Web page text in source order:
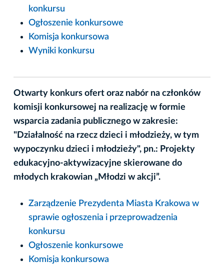
konkursu
Ogłoszenie konkursowe
Komisja konkursowa
Wyniki konkursu
Otwarty konkurs ofert oraz nabór na członków
komisji konkursowej na realizację w formie
wsparcia zadania publicznego w zakresie:
"Działalność na rzecz dzieci i młodzieży, w tym
wypoczynku dzieci i młodzieży", pn.: Projekty
edukacyjno-aktywizacyjne skierowane do
młodych krakowian „Młodzi w akcji”.
Zarządzenie Prezydenta Miasta Krakowa w
sprawie ogłoszenia i przeprowadzenia
konkursu
Ogłoszenie konkursowe
Komisja konkursowa